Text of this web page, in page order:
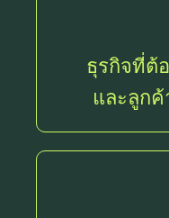
ธุรกิจที่ต้
และลูกค้